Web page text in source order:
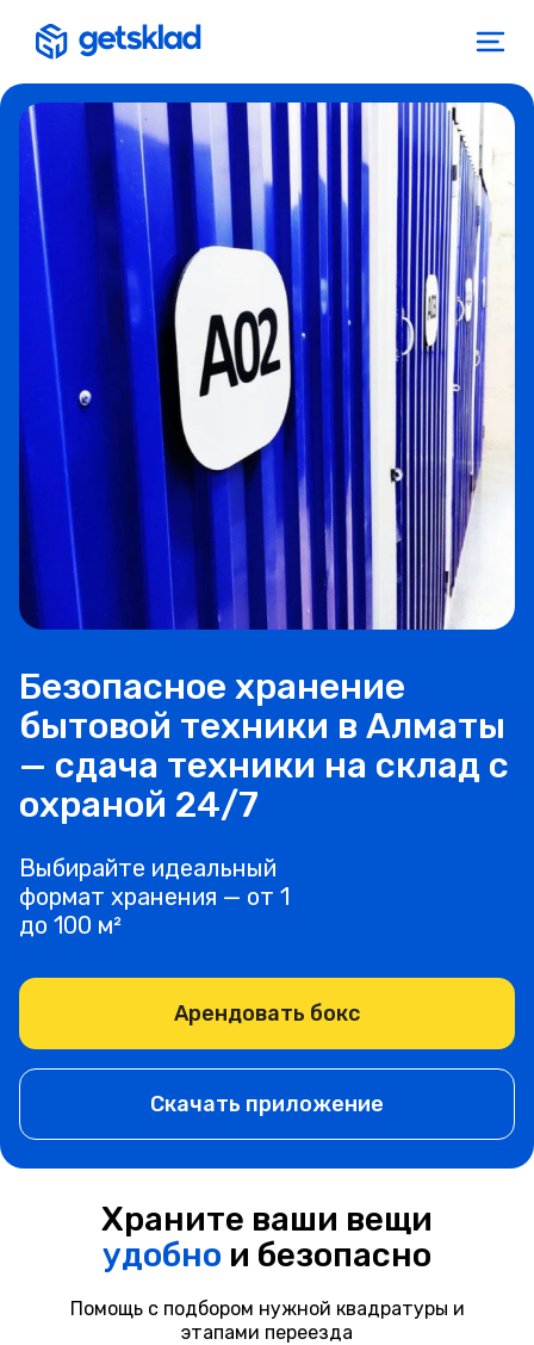
Безопасное хранение
бытовой техники в Алматы
— сдача техники на склад с
охраной 24/7
Выбирайте идеальный
формат хранения — от 1
до 100 м²
Арендовать бокс
Скачать приложение
Храните ваши вещи
удобно и безопасно
Помощь с подбором нужной квадратуры и
этапами переезда